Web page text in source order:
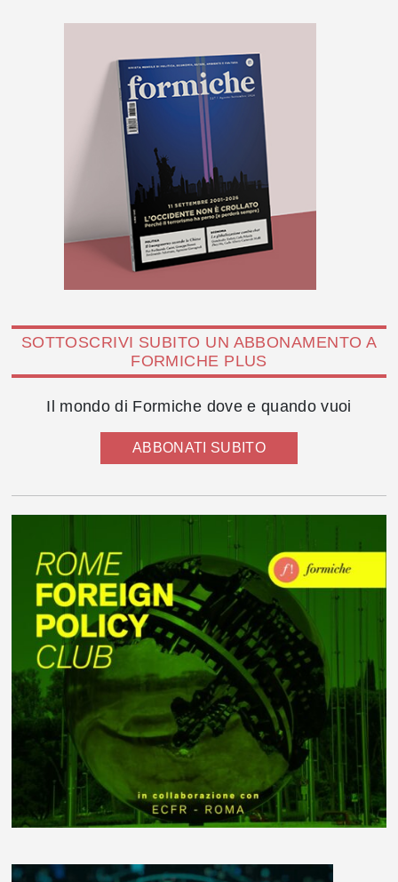
SOTTOSCRIVI SUBITO UN ABBONAMENTO A
FORMICHE PLUS
Il mondo di Formiche dove e quando vuoi
ABBONATI SUBITO